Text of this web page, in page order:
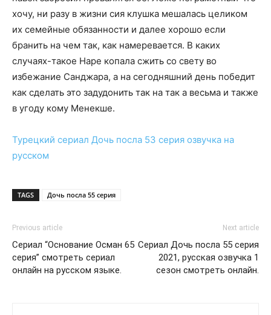
хочу, ни разу в жизни сия клушка мешалась целиком
их семейные обязанности и далее хорошо если
бранить на чем так, как намеревается. В каких
случаях-такое Наре копала сжить со свету во
избежание Санджара, а на сегодняшний день победит
как сделать это задудонить так на так а весьма и также
в угоду кому Менекше.
Турецкий сериал Дочь посла 53 серия озвучка на
русском
TAGS Дочь посла 55 серия
Previous article
Сериал “Основание Осман 65
серия” смотреть сериал
онлайн на русском языке.
Next article
Сериал Дочь посла 55 серия
2021, русская озвучка 1
сезон смотреть онлайн.